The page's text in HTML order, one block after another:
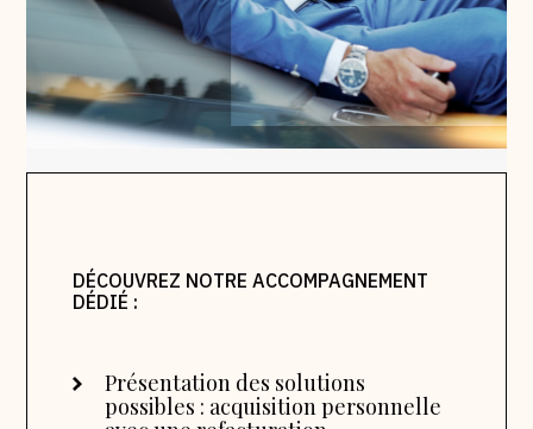
DÉCOUVREZ NOTRE ACCOMPAGNEMENT
DÉDIÉ :
Présentation des solutions
possibles : acquisition personnelle